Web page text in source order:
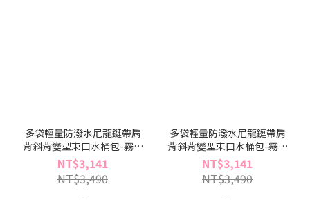
多袋輕量防潑水尼龍鏈帶肩
背斜背變型束口水桶包-霧光
暖褐-柔霧系列(BZ96501-
70)
NT$3,141
NT$3,490
多袋輕量防潑水尼龍鏈帶肩
背斜背變型束口水桶包-霧釉
靜黑-柔霧系列(BZ96501-
49)
NT$3,141
NT$3,490